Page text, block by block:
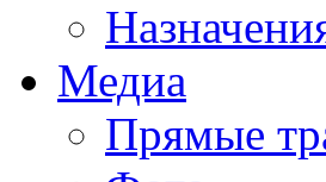
Медиа
Прямые